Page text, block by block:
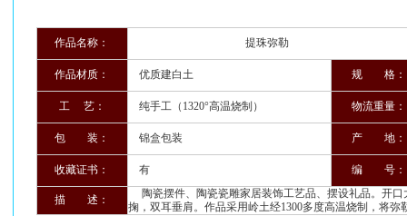
作品名称： 提珠弥勒
作品材质： 优质建白土 规 格：
工 艺： 纯手工（1320°高温烧制） 物流重量：
包 装： 锦盒包装 产 地：
收藏证书： 有 编 号：
描 述：
陶瓷摆件、陶瓷瓷雕家居装饰工艺品、摆设礼品。开
掬，双耳垂肩。作品采用岭土经1300多度高温烧制，将弥